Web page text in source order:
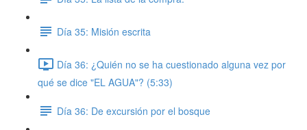
Día 35: Misión escrita
Día 36: ¿Quién no se ha cuestionado alguna vez por
qué se dice "EL AGUA"? (5:33)
Día 36: De excursión por el bosque